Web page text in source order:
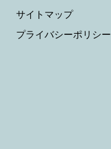
サイトマップ
プライバシーポリシー